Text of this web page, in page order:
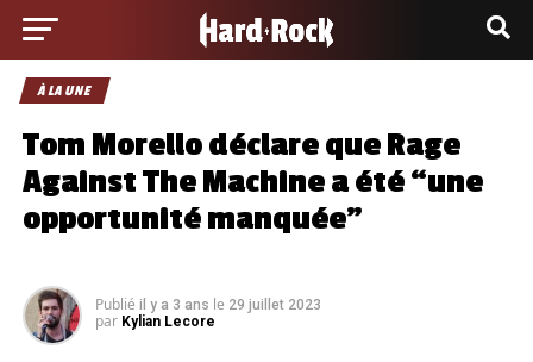
À LA UNE
Tom Morello déclare que Rage
Against The Machine a été “une
opportunité manquée”
Publié il y a 3 ans le 29 juillet 2023
par Kylian Lecore